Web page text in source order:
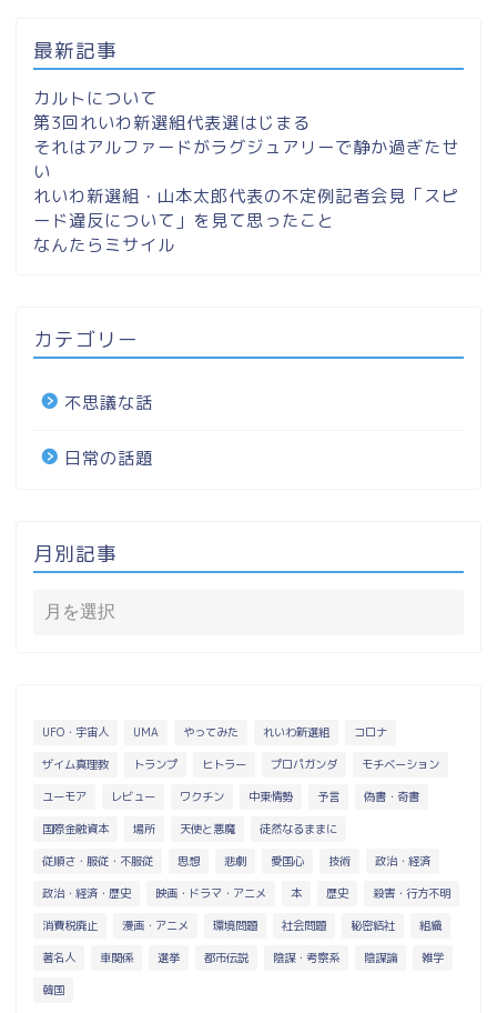
最新記事
カルトについて
第3回れいわ新選組代表選はじまる
それはアルファードがラグジュアリーで静か過ぎたせ
い
れいわ新選組・山本太郎代表の不定例記者会見「スピ
ード違反について」を見て思ったこと
なんたらミサイル
カテゴリー
不思議な話
日常の話題
月別記事
UFO・宇宙人 UMA やってみた れいわ新選組 コロナ
ザイム真理教 トランプ ヒトラー プロパガンダ モチベーション
ユーモア レビュー ワクチン 中東情勢 予言 偽書・奇書
国際金融資本 場所 天使と悪魔 徒然なるままに
従順さ・服従・不服従 思想 悲劇 愛国心 技術 政治・経済
政治・経済・歴史 映画・ドラマ・アニメ 本 歴史 殺害・行方不明
消費税廃止 漫画・アニメ 環境問題 社会問題 秘密結社 組織
著名人 車関係 選挙 都市伝説 陰謀・考察系 陰謀論 雑学
韓国